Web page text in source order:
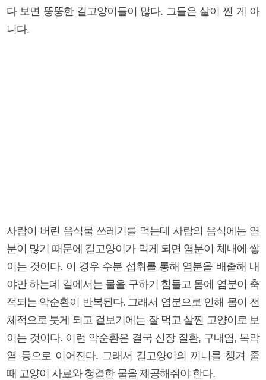
다 보면 뚱뚱한 길고양이들이 많다. 그들은 살이 찐 게 아
니다.
사람이 버린 음식물 쓰레기를 먹는데 사람의 음식에는 염
분이 많기 때문에 길고양이가 먹게 되면 염분이 체내에 쌓
이는 것이다. 이 경우 수분 섭취를 통해 염분을 배출해 내
야만 하는데 길에서는 물을 구하기 힘들고 몸에 염분이 축
적되는 악순환이 반복된다. 그래서 염분으로 인해 몸이 전
체적으로 붓게 되고 겉보기에는 잘 먹고 살찐 고양이로 보
이는 것이다. 이런 악순환은 결국 신장 질환, 구내염, 복막
염 등으로 이어진다. 그래서 길고양이의 끼니를 챙겨 줄
때 고양이 사료와 청결한 물을 제공해줘야 한다.